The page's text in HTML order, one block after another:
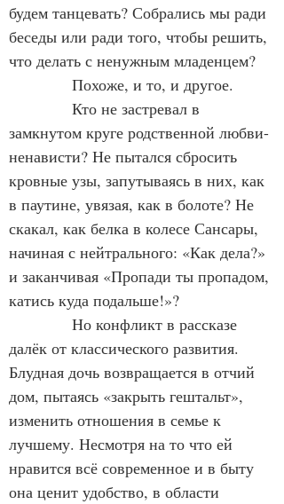
будем танцевать? Собрались мы ради
беседы или ради того, чтобы решить,
что делать с ненужным младенцем?
Похоже, и то, и другое.
Кто не застревал в
замкнутом круге родственной любви-
ненависти? Не пытался сбросить
кровные узы, запутываясь в них, как
в паутине, увязая, как в болоте? Не
скакал, как белка в колесе Сансары,
начиная с нейтрального: «Как дела?»
и заканчивая «Пропади ты пропадом,
катись куда подальше!»?
Но конфликт в рассказе
далёк от классического развития.
Блудная дочь возвращается в отчий
дом, пытаясь «закрыть гештальт»,
изменить отношения в семье к
лучшему. Несмотря на то что ей
нравится всё современное и в быту
она ценит удобство, в области